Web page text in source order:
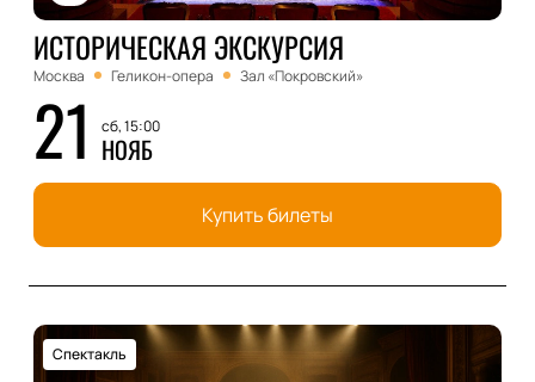
ИСТОРИЧЕСКАЯ ЭКСКУРСИЯ
Москва Геликон-опера Зал «Покровский»
21 сб, 15:00
НОЯБ
Купить билеты
Спектакль